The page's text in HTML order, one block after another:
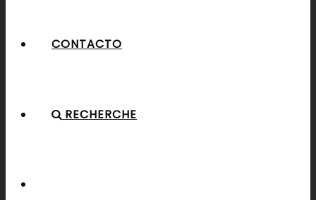
CONTACTO
RECHERCHE